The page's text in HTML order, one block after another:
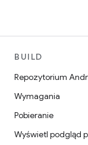
BUILD
Repozytorium
Wymagania
Pobieranie
Wyświetl podgląd